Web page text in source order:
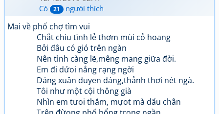
Có
21 người thích
Mai về phố chợ tìm vui
Chắt chiu tình lẻ thơm mùi cỏ hoang
Bởi đâu có gió trên ngàn
Nên tình càng lẽ,mêng mang giữa đời.
Em đi dứoi nắng rạng ngời
Dáng xuân duyen dáng,thảnh thơi nét ngà.
Tôi như một cội thông già
Nhìn em tưoi thắm, mựot mà dấu chân